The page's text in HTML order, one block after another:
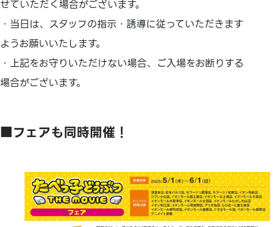
せていただく場合がございます。
・当日は、スタッフの指示・誘導に従っていただきます
ようお願いいたします。
・上記をお守りいただけない場合、ご入場をお断りする
場合がございます。
■フェアも同時開催！